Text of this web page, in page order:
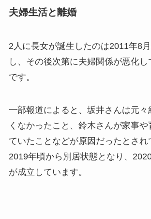
夫婦生活と離婚
2人に長女が誕生したのは2011年8
し、その後次第に夫婦関係が悪化し
です。
一部報道によると、坂井さんは元々
くなかったこと、鈴木さんが家事や
ていたことなどが原因だったとされ
2019年頃から別居状態となり、
が成立しています。